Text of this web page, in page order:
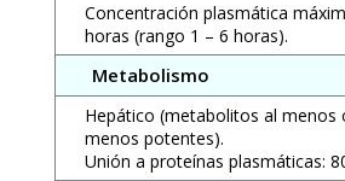
Concentración plasmática
horas (rango 1 – 6 horas).
Metabolismo
Hepático (metabolitos al menos
menos potentes).
Unión a proteínas plasmáticas: